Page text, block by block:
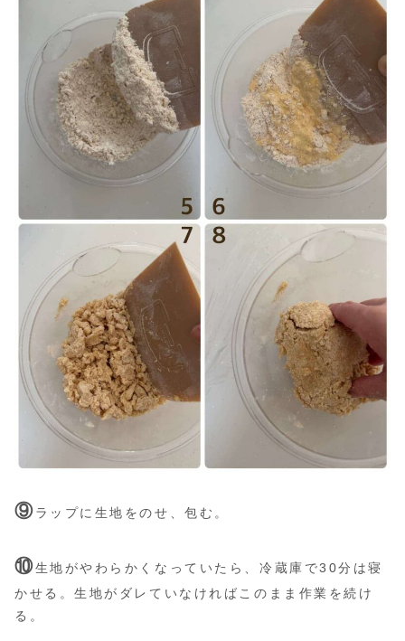
⑨ラップに生地をのせ、包む。
⑩生地がやわらかくなっていたら、冷蔵庫で30分は寝
かせる。生地がダレていなければこのまま作業を続け
る。